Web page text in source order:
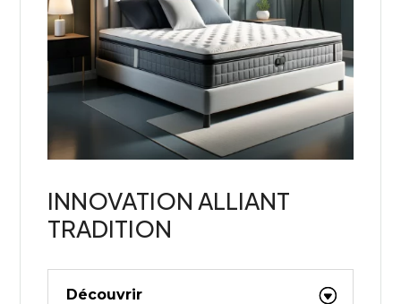
INNOVATION ALLIANT
TRADITION
Découvrir